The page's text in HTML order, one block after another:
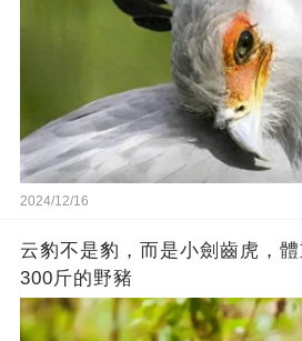
2024/12/16
云豹不是豹，而是小劍齒虎，
300斤的野豬